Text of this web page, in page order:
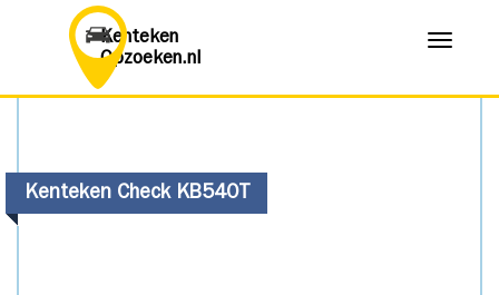
Kenteken
Opzoeken.nl
Menu
Kenteken Check KB540T